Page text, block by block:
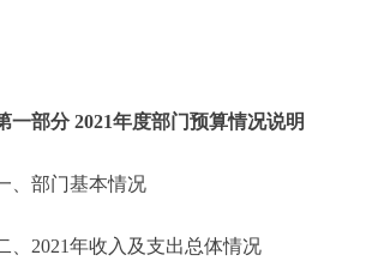
一部分 2021年度部门预算情况说明
部门基本情况
2021年收入及支出总体情况